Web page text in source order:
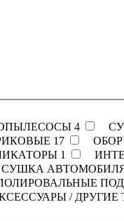
4
17
1
СУШКА
/ ДРУГИЕ